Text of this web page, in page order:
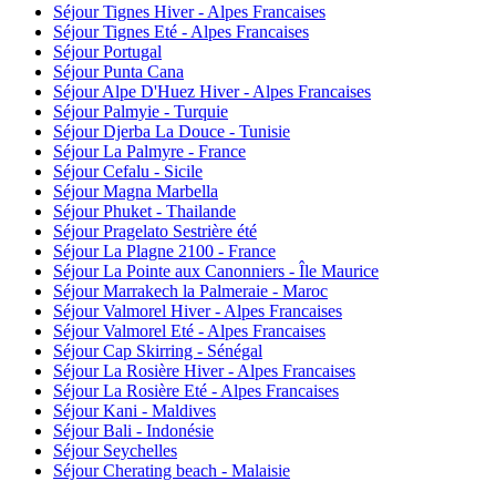
Séjour Tignes Hiver - Alpes Francaises
Séjour Tignes Eté - Alpes Francaises
Séjour Portugal
Séjour Punta Cana
Séjour Alpe D'Huez Hiver - Alpes Francaises
Séjour Palmyie - Turquie
Séjour Djerba La Douce - Tunisie
Séjour La Palmyre - France
Séjour Cefalu - Sicile
Séjour Magna Marbella
Séjour Phuket - Thailande
Séjour Pragelato Sestrière été
Séjour La Plagne 2100 - France
Séjour La Pointe aux Canonniers - Île Maurice
Séjour Marrakech la Palmeraie - Maroc
Séjour Valmorel Hiver - Alpes Francaises
Séjour Valmorel Eté - Alpes Francaises
Séjour Cap Skirring - Sénégal
Séjour La Rosière Hiver - Alpes Francaises
Séjour La Rosière Eté - Alpes Francaises
Séjour Kani - Maldives
Séjour Bali - Indonésie
Séjour Seychelles
Séjour Cherating beach - Malaisie